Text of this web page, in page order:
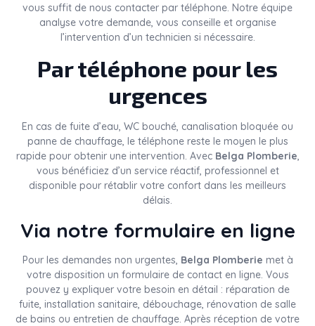
vous suffit de nous contacter par téléphone. Notre équipe
analyse votre demande, vous conseille et organise
l’intervention d’un technicien si nécessaire.
Par téléphone pour les
urgences
En cas de fuite d’eau, WC bouché, canalisation bloquée ou
panne de chauffage, le téléphone reste le moyen le plus
rapide pour obtenir une intervention. Avec Belga Plomberie,
vous bénéficiez d’un service réactif, professionnel et
disponible pour rétablir votre confort dans les meilleurs
délais.
Via notre formulaire en ligne
Pour les demandes non urgentes, Belga Plomberie met à
votre disposition un formulaire de contact en ligne. Vous
pouvez y expliquer votre besoin en détail : réparation de
fuite, installation sanitaire, débouchage, rénovation de salle
de bains ou entretien de chauffage. Après réception de votre